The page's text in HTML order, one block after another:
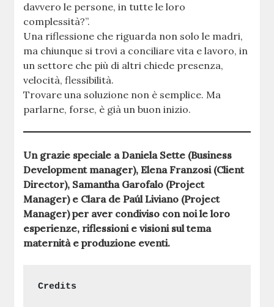
davvero le persone, in tutte le loro
complessità?”.
Una riflessione che riguarda non solo le madri,
ma chiunque si trovi a conciliare vita e lavoro, in
un settore che più di altri chiede presenza,
velocità, flessibilità.
Trovare una soluzione non è semplice. Ma
parlarne, forse, è già un buon inizio.
Un grazie speciale a Daniela Sette (Business
Development manager), Elena Franzosi (Client
Director), Samantha Garofalo (Project
Manager) e Clara de Paúl Liviano (Project
Manager) per aver condiviso con noi le loro
esperienze, riflessioni e visioni sul tema
maternità e produzione eventi.
Credits